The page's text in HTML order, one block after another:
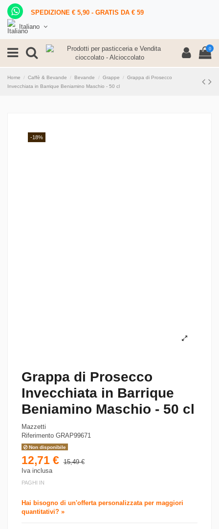
SPEDIZIONE € 5,90 - GRATIS DA € 59
Italiano
0
Home Caffè & Bevande Bevande Grappe
Grappa di Prosecco
Invecchiata in Barrique Beniamino Maschio - 50 cl
-18%
Grappa di Prosecco
Invecchiata in Barrique
Beniamino Maschio - 50 cl
Mazzetti
Riferimento GRAP99671
Non disponibile
12,71 € 15,49 €
Iva inclusa
PAGHI IN
Hai bisogno di un'offerta personalizzata per maggiori
quantitativi? »